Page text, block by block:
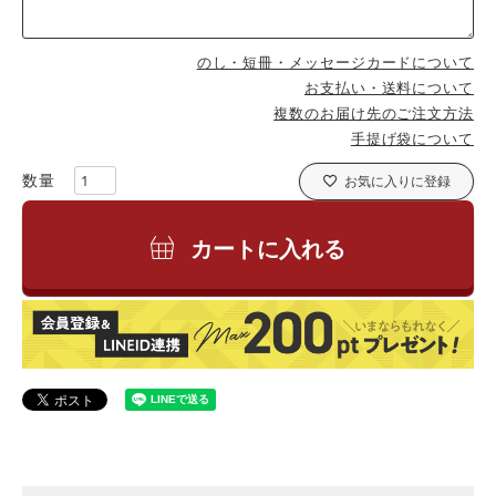
のし・短冊・メッセージカードについて
お支払い・送料について
複数のお届け先のご注文方法
手提げ袋について
お気に入りに登録
カートに入れる